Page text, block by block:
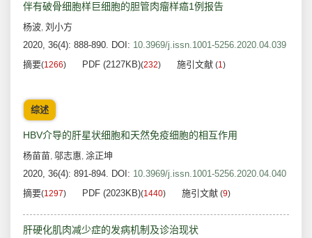
伴有破骨细胞样巨细胞的胆管肉瘤样癌1例报告
杨波, 刘小方
2020, 36(4): 888-890. DOI: 10.3969/j.issn.1001-5256.2020.04.039
摘要(1266) PDF (2127KB)(232) 施引文献 (1)
综述
HBV介导的肝星状细胞和天然免疫细胞的相互作用
杨苗苗, 邬志惠, 涂正坤
2020, 36(4): 891-894. DOI: 10.3969/j.issn.1001-5256.2020.04.040
摘要(1297) PDF (2023KB)(1440) 施引文献 (9)
肝硬化肌肉减少症的发病机制及诊治现状